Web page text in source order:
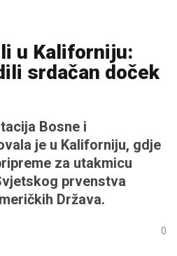
u Kaliforniju:
srdačan doček
Bosne i
je u Kaliforniju, gdje
za utakmicu
prvenstva
Država.
0